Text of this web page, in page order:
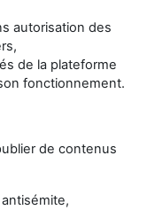
autorisation des
de la plateforme
fonctionnement.
de contenus